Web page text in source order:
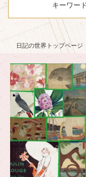
キーワー
日記の世界トップページ